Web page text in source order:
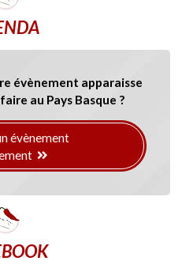
évènement apparaisse
au Pays Basque ?
évènement